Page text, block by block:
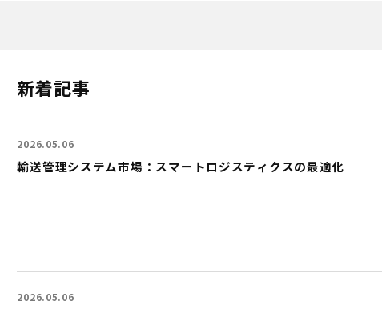
新着記事
輸送管理システム市場：スマートロジスティクスの最適化
2026.05.06
2026.05.06